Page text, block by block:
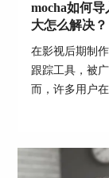
单击了加载
设浏览器。
旧电影特效
mocha如何
大怎么解决？
在影视后期制
跟踪工具，被
而，许多用户
如何导入视频
序，以帮助用